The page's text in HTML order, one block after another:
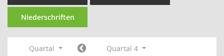
Niederschriften
Quartal
Quartal 4